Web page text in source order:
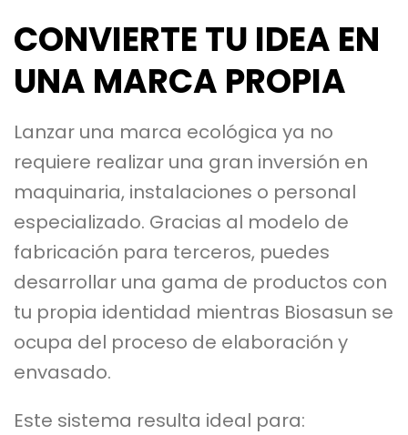
CONVIERTE TU IDEA EN
UNA MARCA PROPIA
Lanzar una marca ecológica ya no
requiere realizar una gran inversión en
maquinaria, instalaciones o personal
especializado. Gracias al modelo de
fabricación para terceros, puedes
desarrollar una gama de productos con
tu propia identidad mientras Biosasun se
ocupa del proceso de elaboración y
envasado.
Este sistema resulta ideal para: